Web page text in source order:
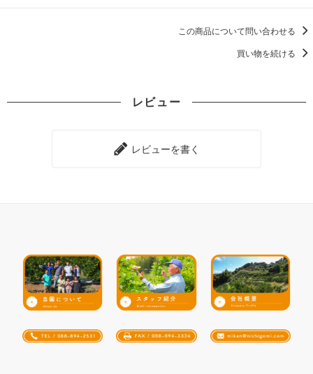
この商品について問い合わせる
買い物を続ける
レビュー
レビューを書く